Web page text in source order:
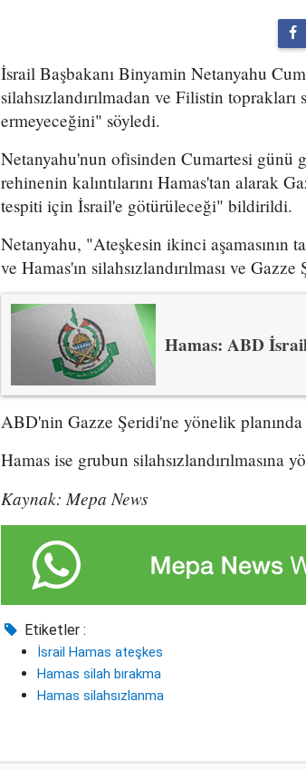
İsrail Başbakanı Binyamin Netanyahu
silahsızlandırılmadan ve Filistin toprakları
ermeyeceğini" söyledi.
Netanyahu'nun ofisinden Cumartesi günü
rehinenin kalıntılarını Hamas'tan alarak
tespiti için İsrail'e götürüleceği" bildirildi.
Netanyahu, "Ateşkesin ikinci aşamasının
ve Hamas'ın silahsızlandırılması ve
Hamas: ABD
ABD'nin Gazze Şeridi'ne yönelik planında
Hamas ise grubun silahsızlandırılmasına
Kaynak: Mepa News
Etiketler :
İsrail Hamas ateşkes
Hamas silah bırakma
Hamas silahsızlanma